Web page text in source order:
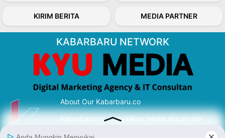
KIRIM BERITA MEDIA PARTNER
KABARBARU NETWORK
About Our Kabarbaru.co
Kabarbaru.co menyajikan berita aktual dan